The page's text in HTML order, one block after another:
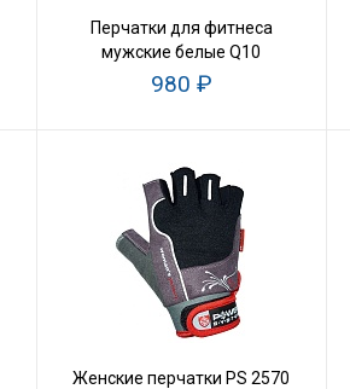
Перчатки для фитнеса
мужские белые Q10
980 ₽
Женские перчатки PS 2570